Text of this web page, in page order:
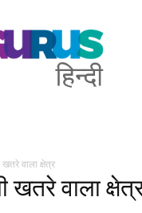
वाला क्षेत्र
वाला